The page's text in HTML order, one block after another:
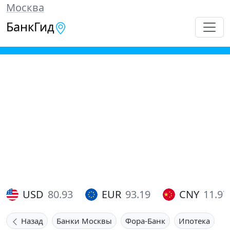
Москва
БанкГид
USD 80.93 EUR 93.19 CNY 11.97
Назад Банки Москвы Фора-Банк Ипотека